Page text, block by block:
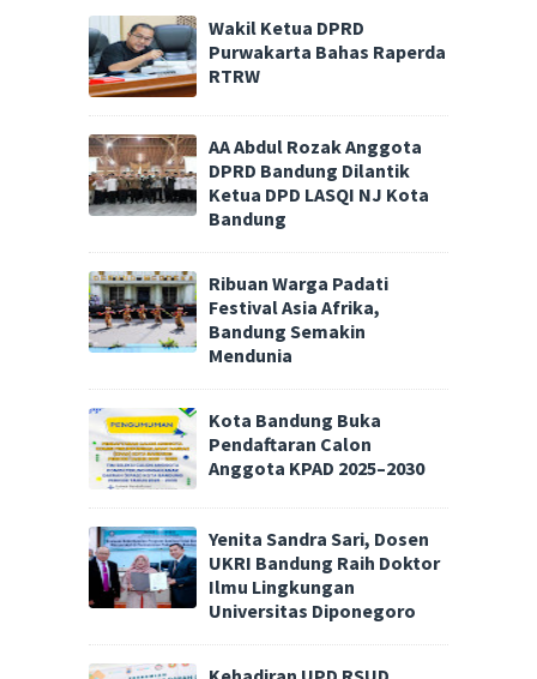
Wakil Ketua DPRD
Purwakarta Bahas Raperda
RTRW
AA Abdul Rozak Anggota
DPRD Bandung Dilantik
Ketua DPD LASQI NJ Kota
Bandung
Ribuan Warga Padati
Festival Asia Afrika,
Bandung Semakin
Mendunia
Kota Bandung Buka
Pendaftaran Calon
Anggota KPAD 2025–2030
Yenita Sandra Sari, Dosen
UKRI Bandung Raih Doktor
Ilmu Lingkungan
Universitas Diponegoro